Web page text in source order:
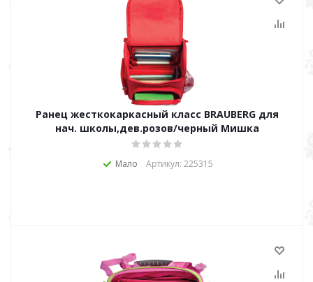
Ранец жесткокаркасный класс BRAUBERG для
нач. школы,дев.розов/черный Мишка
Мало Артикул: 225315